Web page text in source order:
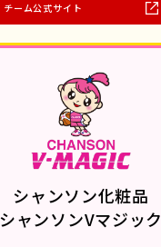
チーム公式サイト
シャンソン化粧品
シャンソンVマジック